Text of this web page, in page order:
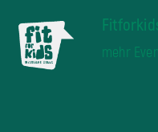
mehr